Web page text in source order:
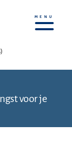
voor je